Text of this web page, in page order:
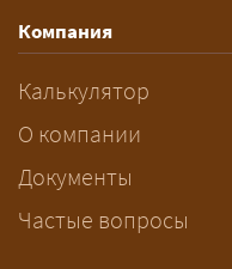
За сколько
перевозку
— Заранее:
Компания
Калькулятор
О компании
Документы
Частые вопросы